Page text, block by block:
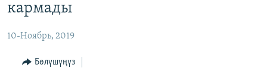
МАДАНИЯТ
ТВ ПРОГРАММАЛАР
БҮГҮН АЗАТТЫКТА
ПОДКАСТ
кармады
10-Ноябрь, 2019
Бөлүшүңүз